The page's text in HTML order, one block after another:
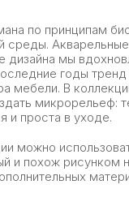
по принципам
среды.
дизайна мы
годы
мебели. В
микрорельеф:
и проста в уходе.
можно
и похож